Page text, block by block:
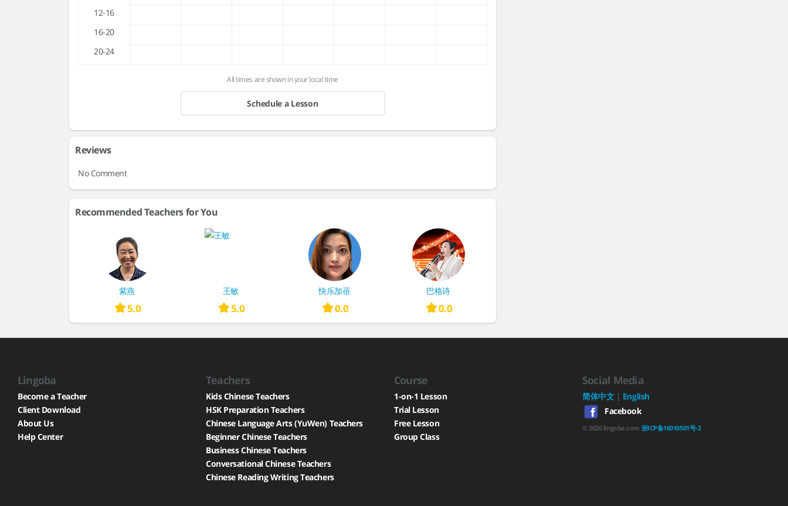
12-16
16-20
20-24
All times are shown in your local time
Schedule a Lesson
Reviews
No Comment
Recommended Teachers for You
紫燕
5.0
王敏
5.0
快乐加蓓
0.0
巴格诗
0.0
Lingoba
Become a Teacher
Client Download
About Us
Help Center
Teachers
Kids Chinese Teachers
HSK Preparation Teachers
Chinese Language Arts (YuWen) Teachers
Beginner Chinese Teachers
Business Chinese Teachers
Conversational Chinese Teachers
Chinese Reading Writing Teachers
Course
1-on-1 Lesson
Trial Lesson
Free Lesson
Group Class
Social Media
简体中文| English
Facebook
©2026lingoba.com 浙ICP备16010501号-2